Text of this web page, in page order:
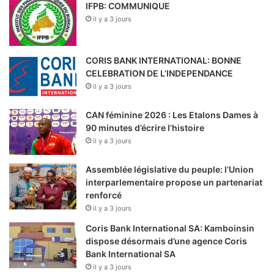
IFPB: COMMUNIQUE
il y a 3 jours
CORIS BANK INTERNATIONAL: BONNE
CELEBRATION DE L’INDEPENDANCE
il y a 3 jours
CAN féminine 2026 : Les Etalons Dames à
90 minutes d’écrire l’histoire
il y a 3 jours
Assemblée législative du peuple: l’Union
interparlementaire propose un partenariat
renforcé
il y a 3 jours
Coris Bank International SA: Kamboinsin
dispose désormais d’une agence Coris
Bank International SA
il y a 3 jours